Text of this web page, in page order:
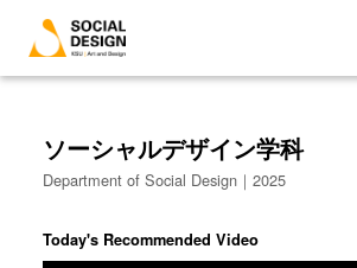
ソーシャルデザイン学科
Department of Social Design｜2025
Today's Recommended Video